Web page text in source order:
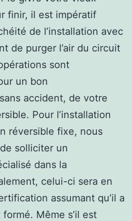
finir, il est impératif
de l’installation avec
de purger l’air du circuit
sont
un bon
accident, de votre
Pour l’installation
réversible fixe, nous
solliciter un
dans la
celui-ci sera en
assumant qu’il a
Même s’il est